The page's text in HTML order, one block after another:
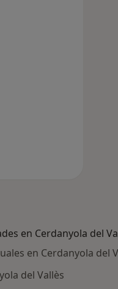
en Cerdanyola del
en Cerdanyola del
del Vallès